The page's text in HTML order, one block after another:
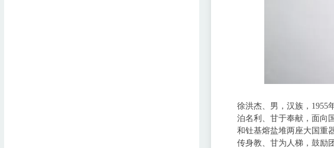
徐洪杰、男，汉族，1955
泊名利、甘于奉献，面向
和钍基熔盐堆两座大国重
传身教、甘为人梯，鼓励